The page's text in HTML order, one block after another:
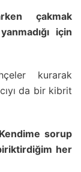
çakmak
için
kurarak
da bir kibrit
sorup
her